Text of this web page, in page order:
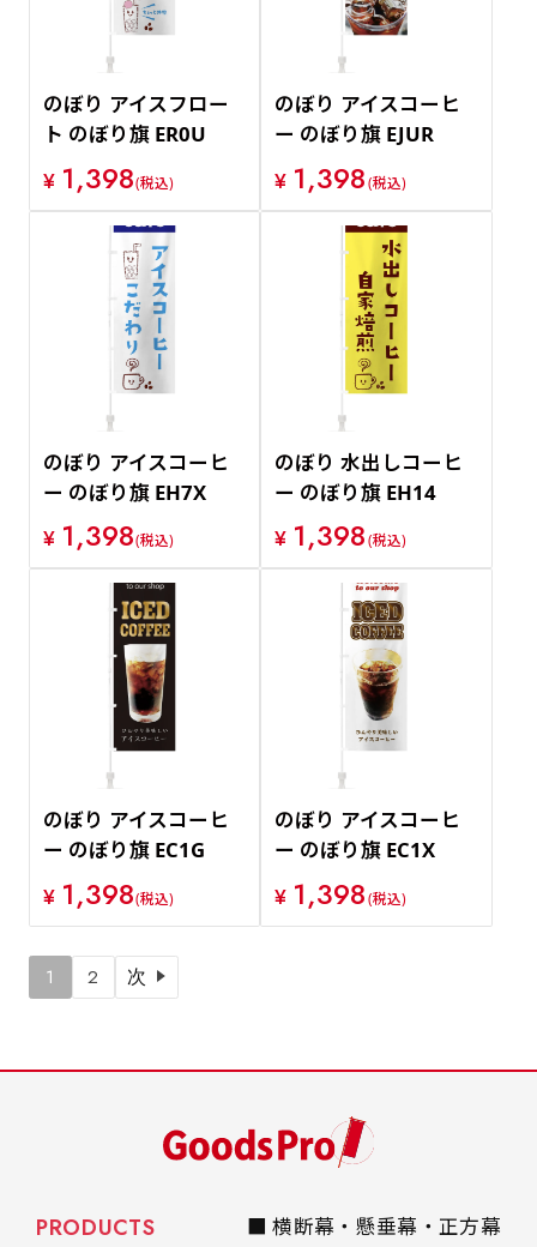
のぼり アイスフロー
ト のぼり旗 ER0U
¥ 1,398(税込)
のぼり アイスコーヒ
ー のぼり旗 EJUR
¥ 1,398(税込)
のぼり アイスコーヒ
ー のぼり旗 EH7X
¥ 1,398(税込)
のぼり 水出しコーヒ
ー のぼり旗 EH14
¥ 1,398(税込)
のぼり アイスコーヒ
ー のぼり旗 EC1G
¥ 1,398(税込)
のぼり アイスコーヒ
ー のぼり旗 EC1X
¥ 1,398(税込)
1 2 次
PRODUCTS
■ 横断幕・懸垂幕・正方幕